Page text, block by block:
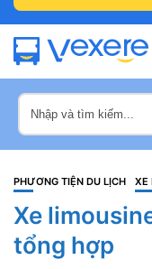
PHƯƠNG TIỆN DU LỊCH XE
Xe
tổng hợp